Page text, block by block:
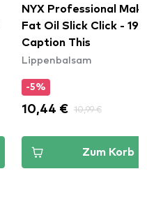
NYX Professional
Fat Oil Slick Click - 19
Caption This
Lippenbalsam
-5%
10,44 € 10,99 €
Zum Korb